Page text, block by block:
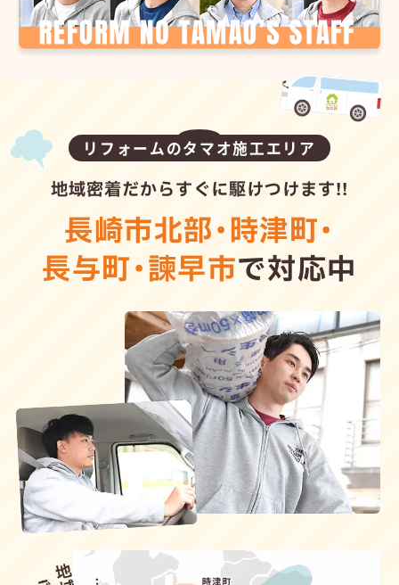
リフォームのタマオ施工エリア
地域密着だからすぐに駆けつけます!!
長崎市北部・時津町・
長与町・諫早市で対応中